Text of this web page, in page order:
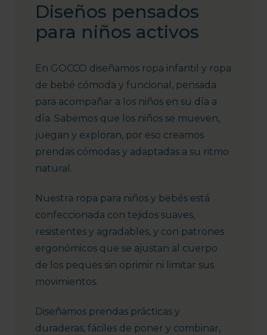
Diseños pensados
para niños activos
En GOCCO diseñamos ropa infantil y ropa
de bebé cómoda y funcional, pensada
para acompañar a los niños en su día a
día. Sabemos que los niños se mueven,
juegan y exploran, por eso creamos
prendas cómodas y adaptadas a su ritmo
natural.
Nuestra ropa para niños y bebés está
confeccionada con tejidos suaves,
resistentes y agradables, y con patrones
ergonómicos que se ajustan al cuerpo
de los peques sin oprimir ni limitar sus
movimientos.
Diseñamos prendas prácticas y
duraderas, fáciles de poner y combinar,